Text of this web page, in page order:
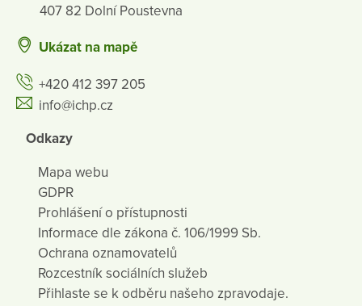
407 82 Dolní Poustevna
Ukázat na mapě
+420 412 397 205
info@ichp.cz
Odkazy
Mapa webu
GDPR
Prohlášení o přístupnosti
Informace dle zákona č. 106/1999 Sb.
Ochrana oznamovatelů
Rozcestník sociálních služeb
Přihlaste se k odběru našeho zpravodaje.